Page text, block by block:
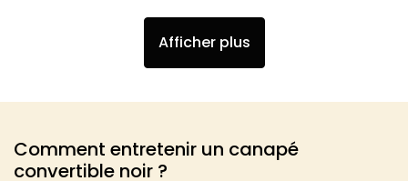
Afficher plus
Comment entretenir un canapé
convertible noir ?